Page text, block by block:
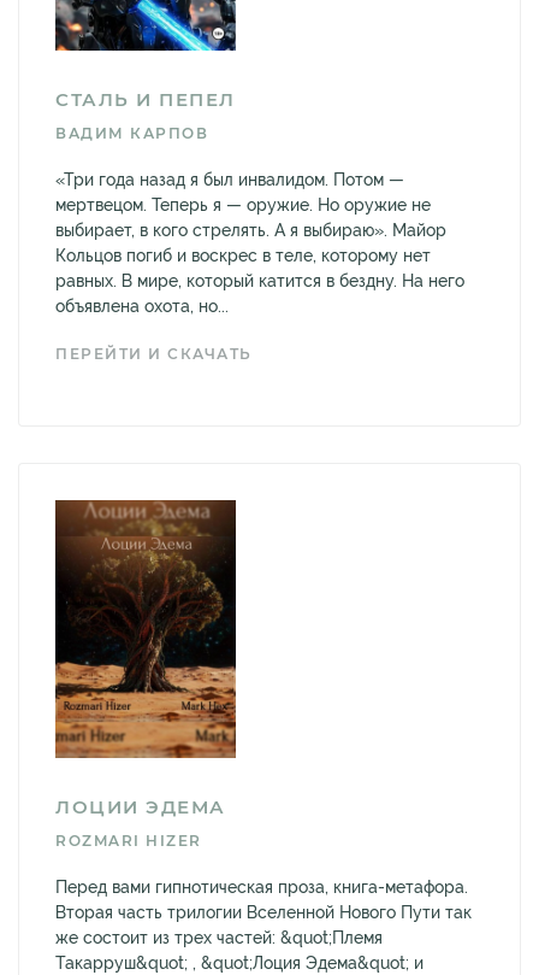
СТАЛЬ И ПЕПЕЛ
ВАДИМ КАРПОВ
«Три года назад я был инвалидом. Потом —
мертвецом. Теперь я — оружие. Но оружие не
выбирает, в кого стрелять. А я выбираю». Майор
Кольцов погиб и воскрес в теле, которому нет
равных. В мире, который катится в бездну. На него
объявлена охота, но...
ПЕРЕЙТИ И СКАЧАТЬ
ЛОЦИИ ЭДЕМА
ROZMARI HIZER
Перед вами гипнотическая проза, книга-метафора.
Вторая часть трилогии Вселенной Нового Пути так
же состоит из трех частей: &quot;Племя
Такарруш&quot; , &quot;Лоция Эдема&quot; и